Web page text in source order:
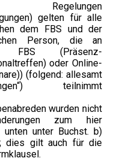
gelten für alle
dem FBS und der
Person, die an
FBS (Präsenz-
oder Online-
(folgend: allesamt
teilnimmt
wurden nicht
zum hier
unter Buchst. b)
dies gilt auch für die